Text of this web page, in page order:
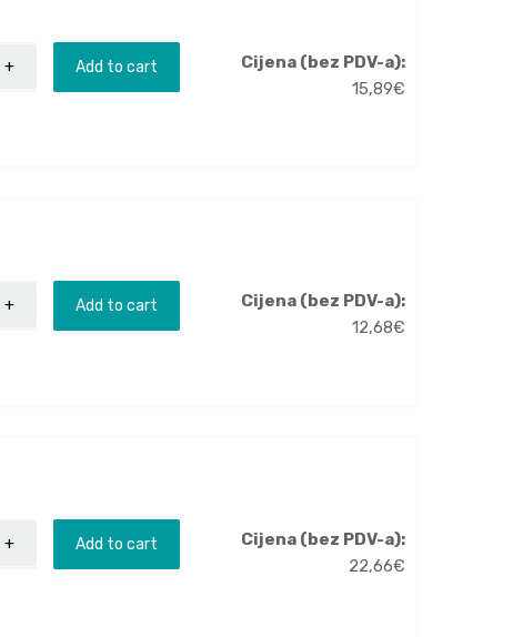
Add to cart
Cijena (bez PDV-a):
15,89€
Add to cart
Cijena (bez PDV-a):
12,68€
Add to cart
Cijena (bez PDV-a):
22,66€